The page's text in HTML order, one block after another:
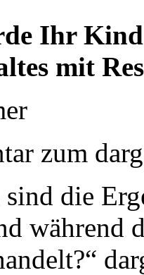
Ihr Kind
mit
zum
die
während